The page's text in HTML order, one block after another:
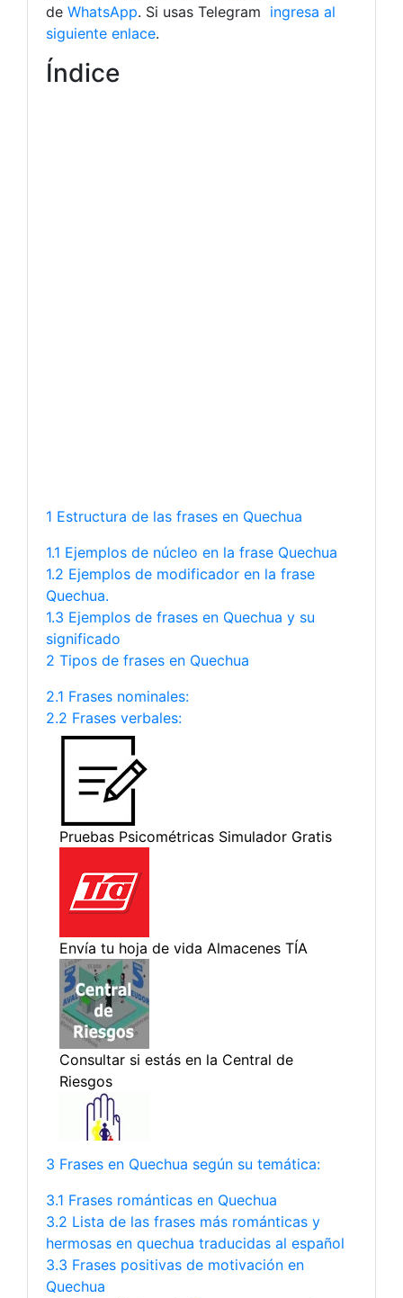
de WhatsApp. Si usas Telegram ingresa al
siguiente enlace.
Índice
1 Estructura de las frases en Quechua
1.1 Ejemplos de núcleo en la frase Quechua
1.2 Ejemplos de modificador en la frase
Quechua.
1.3 Ejemplos de frases en Quechua y su
significado
2 Tipos de frases en Quechua
2.1 Frases nominales:
2.2 Frases verbales:
3 Frases en Quechua según su temática:
3.1 Frases románticas en Quechua
3.2 Lista de las frases más románticas y
hermosas en quechua traducidas al español
3.3 Frases positivas de motivación en
Quechua